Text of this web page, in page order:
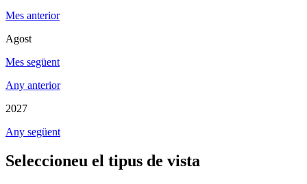
Mes anterior
Agost
Mes següent
Any anterior
2027
Any següent
Seleccioneu el tipus de vista